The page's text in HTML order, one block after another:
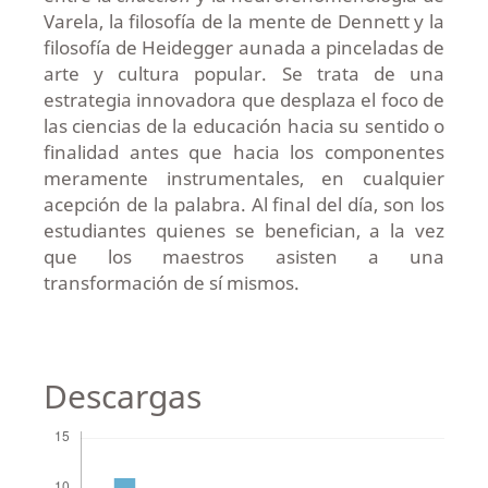
Varela, la filosofía de la mente de Dennett y la
filosofía de Heidegger aunada a pinceladas de
arte y cultura popular. Se trata de una
estrategia innovadora que desplaza el foco de
las ciencias de la educación hacia su sentido o
finalidad antes que hacia los componentes
meramente instrumentales, en cualquier
acepción de la palabra. Al final del día, son los
estudiantes quienes se benefician, a la vez
que los maestros asisten a una
transformación de sí mismos.
Descargas